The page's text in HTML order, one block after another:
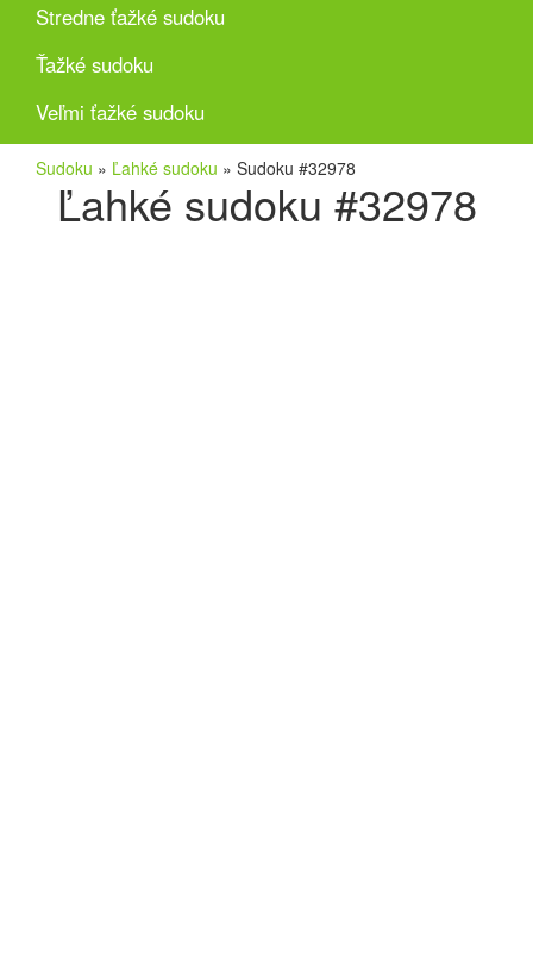
Stredne ťažké sudoku
Ťažké sudoku
Veľmi ťažké sudoku
Sudoku » Ľahké sudoku » Sudoku #32978
Ľahké sudoku #32978